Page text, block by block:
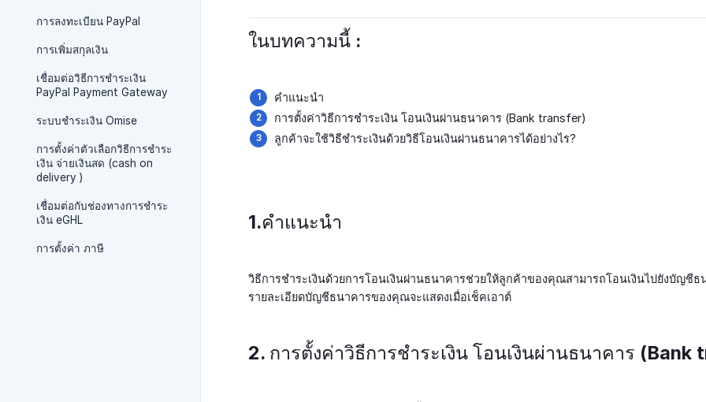
การลงทะเบียน PayPal
การเพิ่มสกุลเงิน
เชื่อมต่อวิธีการชำระเงิน
PayPal Payment Gateway
ระบบชำระเงิน Omise
การตั้งค่าตัวเลือกวิธีการชำระ
เงิน จ่ายเงินสด (cash on
delivery )
เชื่อมต่อกับช่องทางการชำระ
เงิน eGHL
การตั้งค่า ภาษี
ในบทความนี้ :
คำแนะนำ
การตั้งค่าวิธีการชำระเงิน โอนเงินผ่านธนาคาร (Bank transfer)
ลูกค้าจะใช้วิธีชำระเงินด้วยวิธีโอนเงินผ่านธนาคารได้อย่างไร?
1.คำแนะนำ
วิธีการชำระเงินด้วยการโอนเงินผ่านธนาคารช่วยให้ลูกค้าของคุณสามารถโอนเงินไปยังบัญชี
รายละเอียดบัญชีธนาคารของคุณจะแสดงเมื่อเช็คเอาต์
2. การตั้งค่าวิธีการชำระเงิน โอนเงินผ่านธนาคาร (Bank